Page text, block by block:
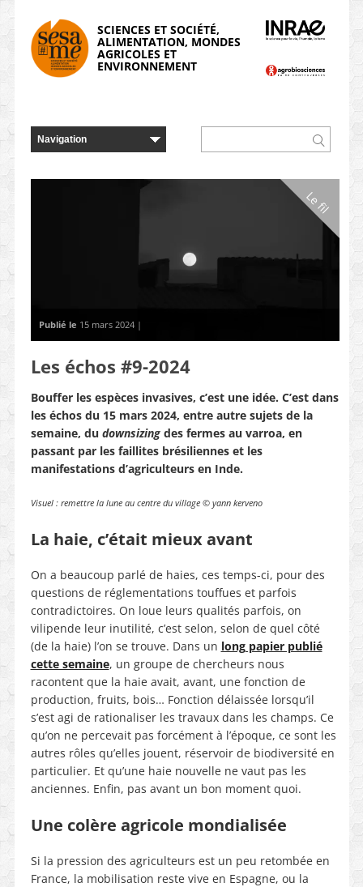
SCIENCES ET SOCIÉTÉ,
ALIMENTATION, MONDES
AGRICOLES ET
ENVIRONNEMENT
Le fil
Publié le 15 mars 2024 |
Les échos #9-2024
Bouffer les espèces invasives, c’est une idée. C’est dans
les échos du 15 mars 2024, entre autre sujets de la
semaine, du downsizingdes fermes au varroa, en
passant par les faillites brésiliennes et les
manifestations d’agriculteurs en Inde.
Visuel : remettre la lune au centre du village © yann kerveno
La haie, c’était mieux avant
On a beaucoup parlé de haies, ces temps-ci, pour des
questions de réglementations touffues et parfois
contradictoires. On loue leurs qualités parfois, on
vilipende leur inutilité, c’est selon, selon de quel côté
(de la haie) l’on se trouve. Dans un long papier publié
cette semaine, un groupe de chercheurs nous
racontent que la haie avait, avant, une fonction de
production, fruits, bois… Fonction délaissée lorsqu’il
s’est agi de rationaliser les travaux dans les champs. Ce
qu’on ne percevait pas forcément à l’époque, ce sont les
autres rôles qu’elles jouent, réservoir de biodiversité en
particulier. Et qu’une haie nouvelle ne vaut pas les
anciennes. Enfin, pas avant un bon moment quoi.
Une colère agricole mondialisée
Si la pression des agriculteurs est un peu retombée en
France, la mobilisation reste vive en Espagne, ou la